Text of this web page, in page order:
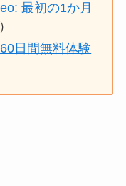
最初の1か月
日間無料体験